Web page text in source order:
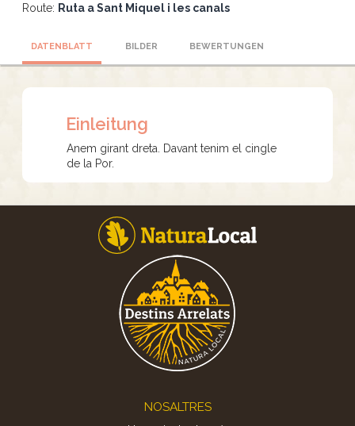
Route: Ruta a Sant Miquel i les canals
DATENBLATT BILDER BEWERTUNGEN
Einleitung
Anem girant dreta. Davant tenim el cingle
de la Por.
NOSALTRES